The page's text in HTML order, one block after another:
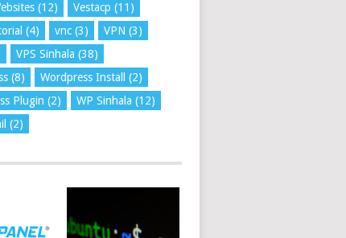
(12) Vestacp (11)
(4) vnc (3) VPN (3)
VPS Sinhala (38)
(8) Wordpress Install
(2)
Plugin (2) WP Sinhala (12)
(2)